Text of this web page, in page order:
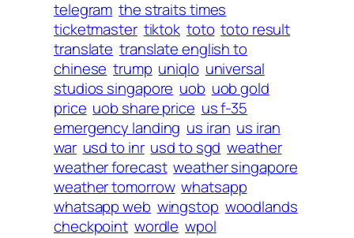
telegram the straits times
ticketmaster tiktok toto toto result
translate translate english to
chinese trump uniqlo universal
studios singapore uob uob gold
price uob share price us f-35
emergency landing us iran us iran
war usd to inr usd to sgd weather
weather forecast weather singapore
weather tomorrow whatsapp
whatsapp web wingstop woodlands
checkpoint wordle wpol